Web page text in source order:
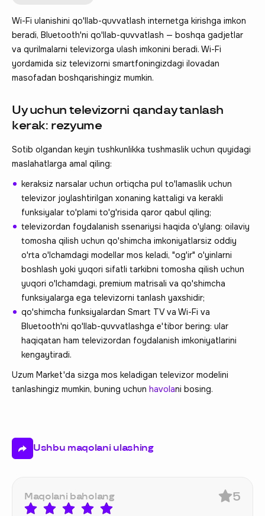
Wi-Fi ulanishini qo'llab-quvvatlash internetga kirishga imkon
beradi, Bluetooth'ni qo'llab-quvvatlash — boshqa gadjetlar
va qurilmalarni televizorga ulash imkonini beradi. Wi-Fi
yordamida siz televizorni smartfoningizdagi ilovadan
masofadan boshqarishingiz mumkin.
Uy uchun televizorni qanday tanlash
kerak: rezyume
Sotib olgandan keyin tushkunlikka tushmaslik uchun quyidagi
maslahatlarga amal qiling:
keraksiz narsalar uchun ortiqcha pul to'lamaslik uchun
televizor joylashtirilgan xonaning kattaligi va kerakli
funksiyalar to'plami to'g'risida qaror qabul qiling;
televizordan foydalanish ssenariysi haqida o'ylang: oilaviy
tomosha qilish uchun qo'shimcha imkoniyatlarsiz oddiy
o'rta o'lchamdagi modellar mos keladi, "og'ir" o'yinlarni
boshlash yoki yuqori sifatli tarkibni tomosha qilish uchun
yuqori o'lchamdagi, premium matrisali va qo'shimcha
funksiyalarga ega televizorni tanlash yaxshidir;
qo'shimcha funksiyalardan Smart TV va Wi-Fi va
Bluetooth'ni qo'llab-quvvatlashga e'tibor bering: ular
haqiqatan ham televizordan foydalanish imkoniyatlarini
kengaytiradi.
Uzum Market'da sizga mos keladigan televizor modelini
tanlashingiz mumkin, buning uchun havolani bosing.
Ushbu maqolani ulashing
Maqolani baholang 5